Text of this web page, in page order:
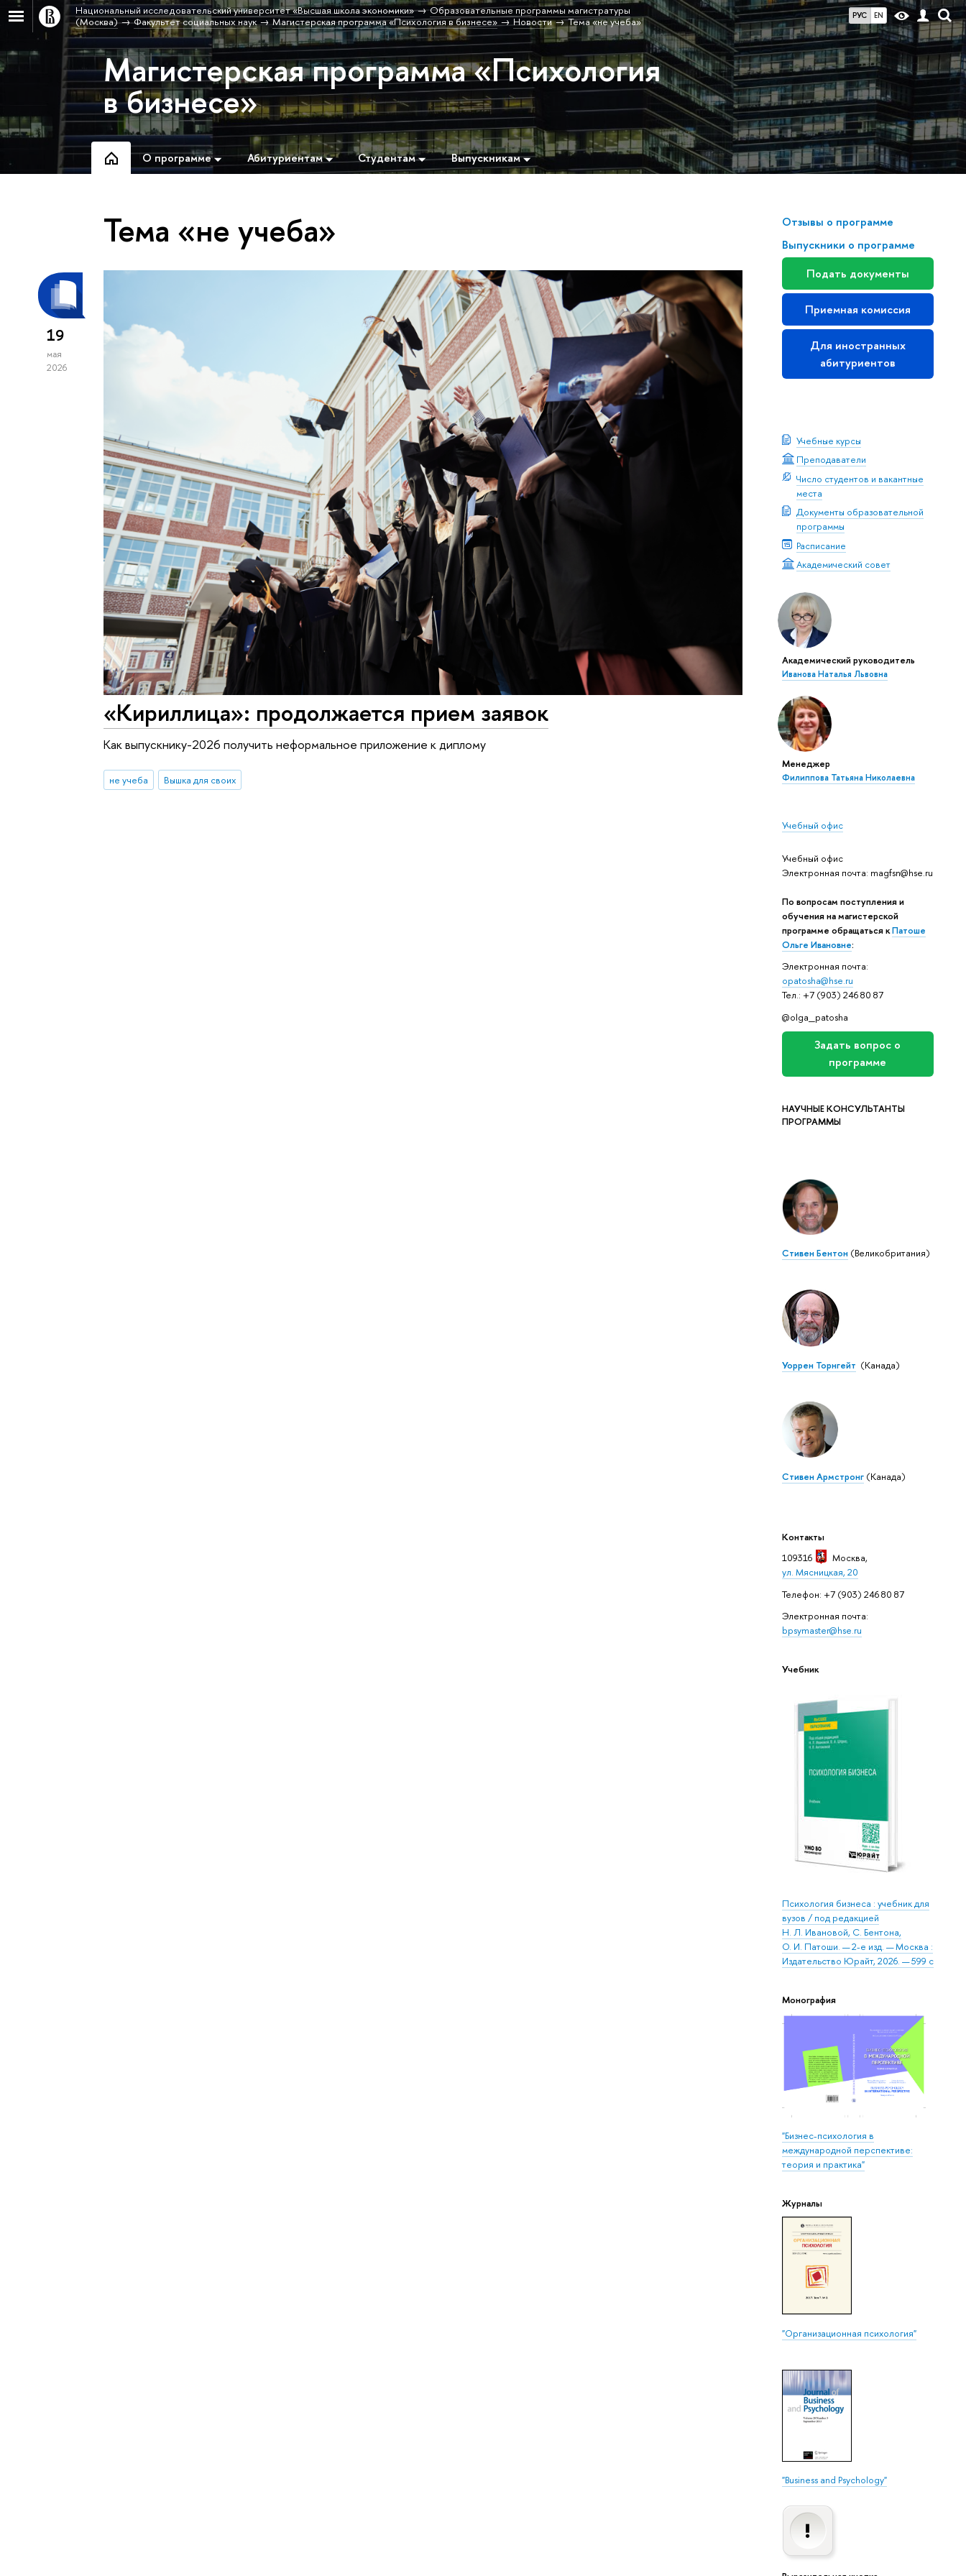
РУС EN
Национальный исследовательский университет «Высшая школа экономики»
Образовательные программы магистратуры
(Москва)
Факультет социальных наук Магистерская программа «Психология в бизнесе» Новости Тема «не учеба»
Магистерская программа «Психология
в бизнесе»
О программе Абитуриентам Студентам Выпускникам
Отзывы о программе
Выпускники о программе
Подать документы
Приемная комиссия
Для иностранных
абитуриентов
Учебные курсы
Преподаватели
Число студентов и вакантные
места
Документы образовательной
программы
Расписание
Академический совет
Академический руководитель
Иванова Наталья Львовна
Менеджер
Филиппова Татьяна Николаевна
Учебный офис
Учебный офис
Электронная почта: magfsn@hse.ru
По вопросам поступления и
обучения на магистерской
программе обращаться кПатоше
Ольге Ивановне:
Электронная почта:
opatosha@hse.ru
Тел.: +7 (903) 246 80 87
@olga_patosha
Задать вопрос о
программе
НАУЧНЫЕ КОНСУЛЬТАНТЫ
ПРОГРАММЫ
Стивен Бентон (Великобритания)
Уоррен Торнгейт (Канада)
Стивен Армстронг (Канада)
Контакты
109316
Москва,
ул. Мясницкая, 20
Телефон: +7 (903) 246 80 87
Электронная почта:
bpsymaster@hse.ru
Учебник
Психология бизнеса : учебник для
вузов / под редакцией
Н. Л. Ивановой, С. Бентона,
О. И. Патоши. — 2-е изд. — Москва :
Издательство Юрайт, 2026. — 599 с
Монография
"Бизнес-психология в
международной перспективе:
теория и практика"
Журналы
"Организационная психология"
"Business and Psychology"
Тема «не учеба»
19
мая
2026
«Кириллица»: продолжается прием заявок
Как выпускнику-2026 получить неформальное приложение к диплому
не учеба Вышка для своих